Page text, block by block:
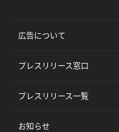
広告について
プレスリリース窓口
プレスリリース一覧
お知らせ